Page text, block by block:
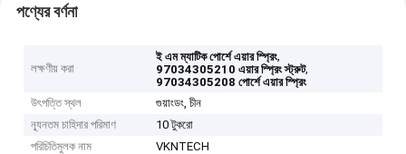
পণ্যের বর্ণনা
লক্ষণীয় করা
ই এম ম্যাটিক পোর্শে এয়ার স্প্রিং,
97034305210 এয়ার স্প্রিং স্ট্রুট,
97034305208 পোর্শে এয়ার স্প্রিং
উৎপত্তি স্থল
গুয়াংডং, চীন
ন্যূনতম চাহিদার পরিমাণ
10 টুকরো
পরিচিতিমুলক নাম
VKNTECH